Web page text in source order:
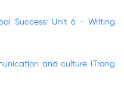
Success: Unit 6 - Writing
and culture (Trang